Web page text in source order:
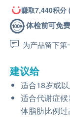
赚取7,440积分
体检前可免
为产品留下第
建议给
适合18岁或
适合代谢症
体脂肪比例过